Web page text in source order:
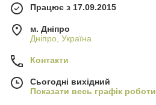
Працює з 17.09.2015
м. Дніпро
Дніпро, Україна
Контакти
Сьогодні вихідний
Показати весь графік роботи